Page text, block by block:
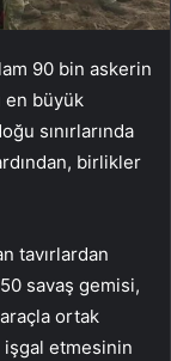
90 bin askerin
en büyük
sınırlarında
birlikler
tavırlardan
savaş gemisi,
araçla ortak
işgal etmesinin